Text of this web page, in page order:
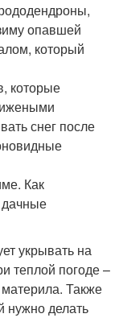
опавшей
который
которые
снег после
укрывать на
теплой погоде –
Также
нужно делать